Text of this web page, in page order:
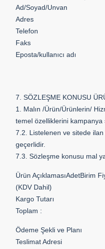
Ad/Soyad/Unvan
Adres
Telefon
Faks
Eposta/kullanıcı adı
7. SÖZLEŞME KONUSU
1. Malın /Ürün/Ürünlerin/
temel özelliklerini
7.2. Listelenen ve sitede
geçerlidir.
7.3. Sözleşme konusu mal
Ürün AçıklamasıAdetBirim
(KDV Dahil)
Kargo Tutarı
Toplam :
Ödeme Şekli ve Planı
Teslimat Adresi